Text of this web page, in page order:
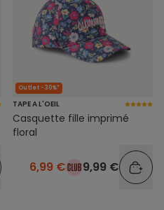
Outlet -30%*
TAPE A L'OEIL
Casquette fille imprimé
floral
6,99 € 9,99 €